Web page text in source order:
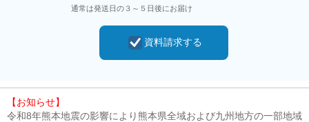
通常は発送日の３～５日後にお届け
資料請求する
【お知らせ】
令和8年熊本地震の影響により熊本県全域および九州地方の一部地域